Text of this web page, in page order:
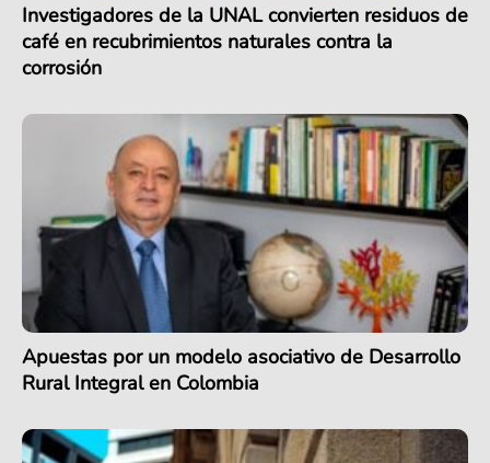
Investigadores de la UNAL convierten residuos de
café en recubrimientos naturales contra la
corrosión
Apuestas por un modelo asociativo de Desarrollo
Rural Integral en Colombia